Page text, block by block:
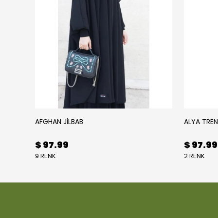
AFGHAN JİLBAB
$ 97.99
9 RENK
ALYA
$ 97.99
2 RENK